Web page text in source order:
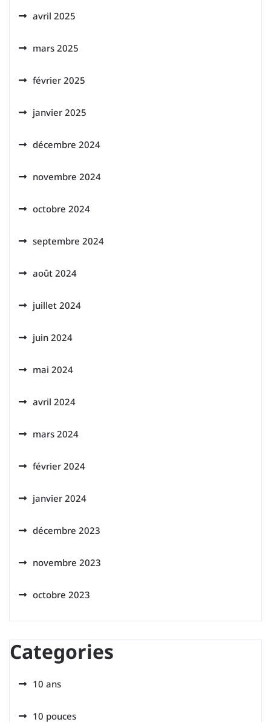
avril 2025
mars 2025
février 2025
janvier 2025
décembre 2024
novembre 2024
octobre 2024
septembre 2024
août 2024
juillet 2024
juin 2024
mai 2024
avril 2024
mars 2024
février 2024
janvier 2024
décembre 2023
novembre 2023
octobre 2023
Categories
10 ans
10 pouces